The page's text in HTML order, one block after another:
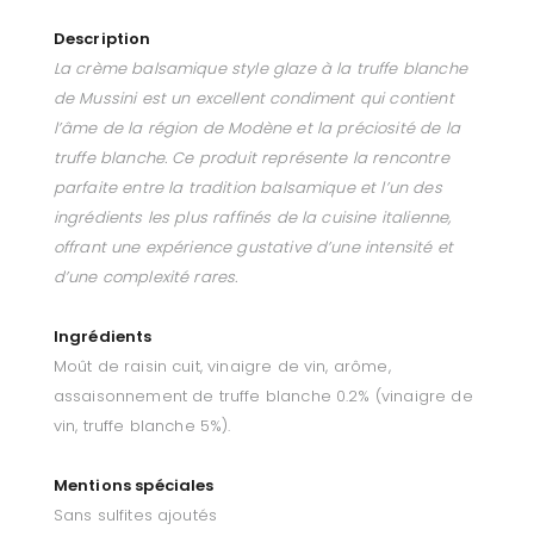
Description
La crème balsamique style glaze à la truffe blanche
de Mussini est un excellent condiment qui contient
l’âme de la région de Modène et la préciosité de la
truffe blanche. Ce produit représente la rencontre
parfaite entre la tradition balsamique et l’un des
ingrédients les plus raffinés de la cuisine italienne,
offrant une expérience gustative d’une intensité et
d’une complexité rares.
Ingrédients
Moût de raisin cuit, vinaigre de vin, arôme,
assaisonnement de truffe blanche 0.2% (vinaigre de
vin, truffe blanche 5%).
Mentions spéciales
Sans sulfites ajoutés